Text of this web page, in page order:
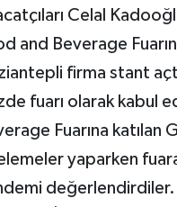
Celal
and Beverage
firma stant
fuarı olarak kabul
Fuarına
yaparken
değerlendirdiler.